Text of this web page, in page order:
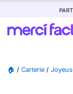
🏠 / Carterie /